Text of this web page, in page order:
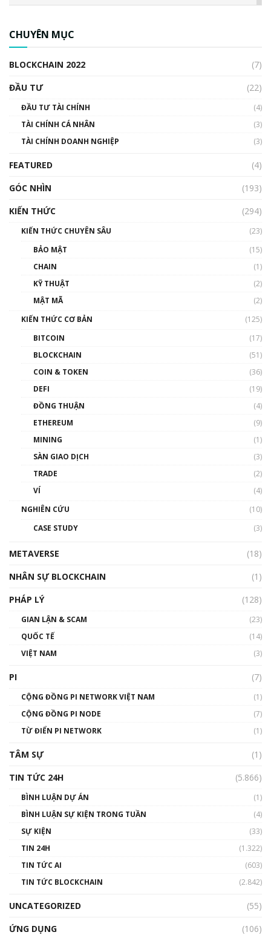
00:02:14
Nhìn lại năm 2022: Những sự kiện ảnh hưởng
đến hệ sinh thái tiền mã hoá | Phổ cập
00:43:47
như thể nào?
00:39:31
Phổ cập Blockchain
thống & Crypto qua các cuộc chiến | Phổ cập
01:32:59
gió ấm
Talkshow 14: MemeCoin – Trò đùa tỷ đô
01:29:26
CHUYÊN MỤC
BLOCKCHAIN 2022
(7)
ĐẦU TƯ
(22)
ĐẦU TƯ TÀI CHÍNH
(4)
TÀI CHÍNH CÁ NHÂN
(3)
TÀI CHÍNH DOANH NGHIỆP
(3)
FEATURED
(4)
GÓC NHÌN
(193)
KIẾN THỨC
(294)
KIẾN THỨC CHUYÊN SÂU
(23)
BẢO MẬT
(15)
CHAIN
(1)
KỸ THUẬT
(2)
MẬT MÃ
(2)
KIẾN THỨC CƠ BẢN
(125)
BITCOIN
(17)
BLOCKCHAIN
(51)
COIN & TOKEN
(36)
DEFI
(19)
ĐỒNG THUẬN
(4)
ETHEREUM
(9)
MINING
(1)
SÀN GIAO DỊCH
(3)
TRADE
(2)
VÍ
(4)
NGHIÊN CỨU
(10)
CASE STUDY
(3)
METAVERSE
(18)
NHÂN SỰ BLOCKCHAIN
(1)
PHÁP LÝ
(128)
GIAN LẬN & SCAM
(23)
QUỐC TẾ
(14)
VIỆT NAM
(3)
PI (7)
CỘNG ĐỒNG PI NETWORK VIỆT NAM
(1)
CỘNG ĐỒNG PI NODE
(7)
TỪ ĐIỂN PI NETWORK
(1)
TÂM SỰ
(1)
TIN TỨC 24H
(5.866)
BÌNH LUẬN DỰ ÁN
(1)
BÌNH LUẬN SỰ KIỆN TRONG TUẦN
(4)
SỰ KIỆN
(33)
TIN 24H
(1.322)
TIN TỨC AI
(603)
TIN TỨC BLOCKCHAIN
(2.842)
UNCATEGORIZED
(55)
ỨNG DỤNG
(106)